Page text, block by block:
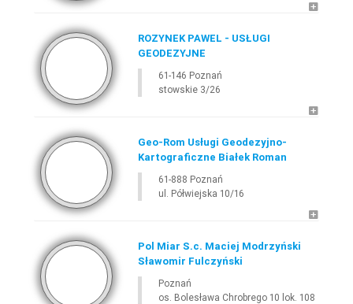
ROZYNEK PAWEL - USŁUGI
GEODEZYJNE
61-146 Poznań
stowskie 3/26
Geo-Rom Usługi Geodezyjno-
Kartograficzne Białek Roman
61-888 Poznań
ul. Półwiejska 10/16
Pol Miar S.c. Maciej Modrzyński
Sławomir Fulczyński
Poznań
os. Bolesława Chrobrego 10 lok. 108